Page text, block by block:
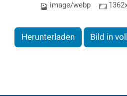
image/webp
Herunterladen Bild in